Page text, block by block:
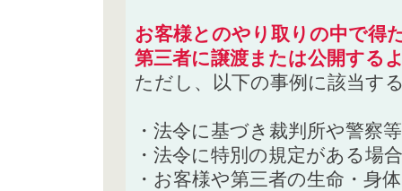
お客様とのやり取りの中で得
第三者に譲渡または公開する
ただし、以下の事例に該当す
・法令に基づき裁判所や警察
・法令に特別の規定がある場合
・お客様や第三者の生命・身